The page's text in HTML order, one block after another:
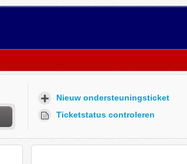
Nieuw ondersteuningsticket
Ticketstatus controleren